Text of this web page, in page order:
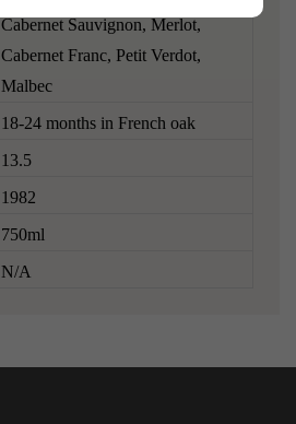
Cabernet Sauvignon, Merlot,
Cabernet Franc, Petit Verdot,
Malbec
18-24 months in French oak
13.5
1982
750ml
N/A